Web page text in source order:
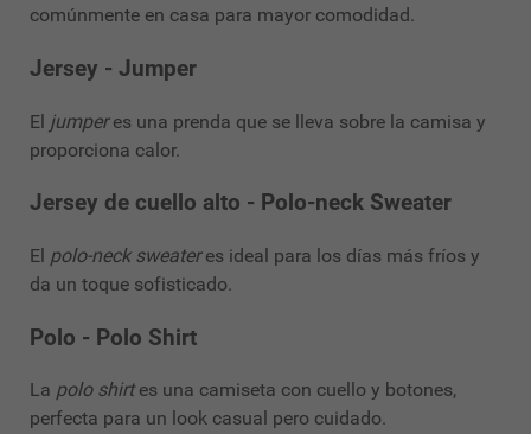
comúnmente en casa para mayor comodidad.
Jersey - Jumper
El jumperes una prenda que se lleva sobre la camisa y
proporciona calor.
Jersey de cuello alto - Polo-neck Sweater
El polo-neck sweateres ideal para los días más fríos y
da un toque sofisticado.
Polo - Polo Shirt
La polo shirtes una camiseta con cuello y botones,
perfecta para un look casual pero cuidado.